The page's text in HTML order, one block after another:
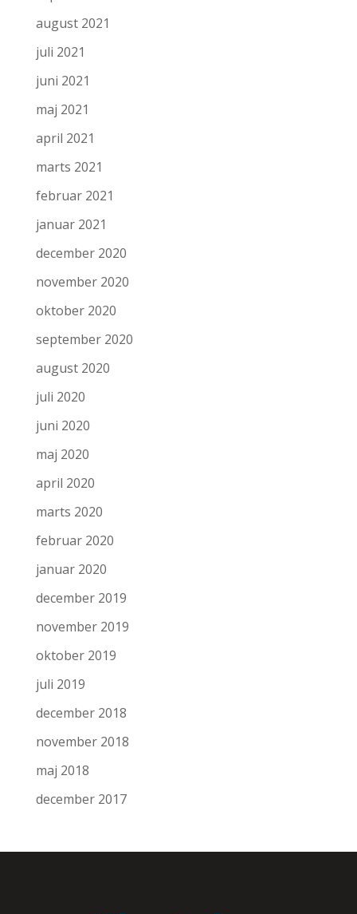
august 2021
juli 2021
juni 2021
maj 2021
april 2021
marts 2021
februar 2021
januar 2021
december 2020
november 2020
oktober 2020
september 2020
august 2020
juli 2020
juni 2020
maj 2020
april 2020
marts 2020
februar 2020
januar 2020
december 2019
november 2019
oktober 2019
juli 2019
december 2018
november 2018
maj 2018
december 2017